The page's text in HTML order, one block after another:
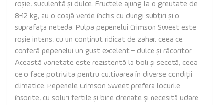
roșie, suculentă și dulce. Fructele ajung la o greutate de
8-12 kg, au o coajă verde închis cu dungi subțiri și o
suprafață netedă. Pulpa pepenelui Crimson Sweet este
roșie intens, cu un conținut ridicat de zahăr, ceea ce
conferă pepenelui un gust excelent – dulce și răcoritor.
Această varietate este rezistentă la boli și secetă, ceea
ce o face potrivită pentru cultivarea în diverse condiții
climatice. Pepenele Crimson Sweet preferă locurile
însorite, cu soluri fertile și bine drenate și necesită udare